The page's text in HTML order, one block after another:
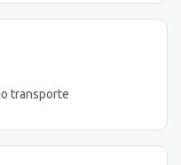
transporte